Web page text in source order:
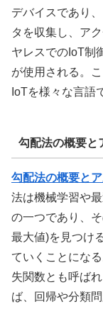
デバイスであり
タを収集し、ア
ヤレスでのIoT制
が使用される。
IoTを様々な言語
勾配法の概要と
勾配法の概要と
法は機械学習や
の一つであり、
最大値)を見つけ
ていくことにな
失関数とも呼ば
ば、回帰や分類